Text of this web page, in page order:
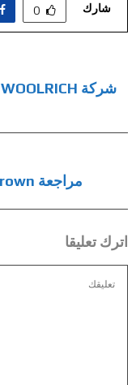
شارك 0
مراجعة Prince of Persia: The Lost Crown
اترك تعليقا